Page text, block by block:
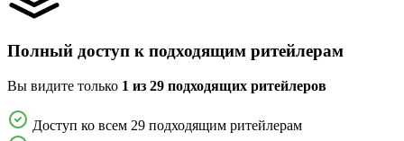
Полный доступ к подходящим ритейлерам
Вы видите только 1 из 29 подходящих ритейлеров
Доступ ко всем 29 подходящим ритейлерам